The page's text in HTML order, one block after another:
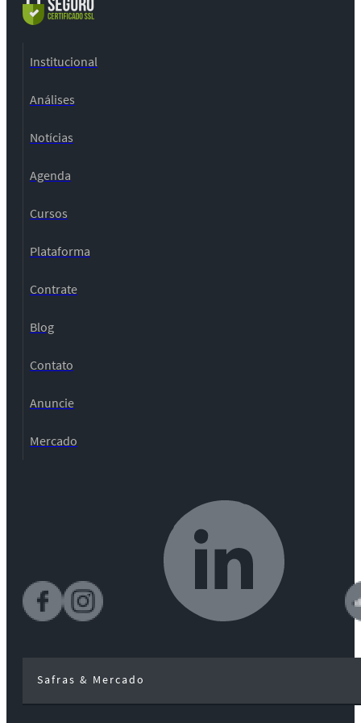
Institucional
Análises
Notícias
Agenda
Cursos
Plataforma
Contrate
Blog
Contato
Anuncie
Mercado
Safras & Mercado